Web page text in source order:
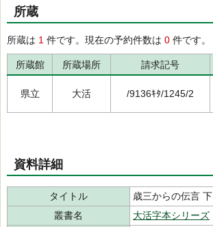
所蔵
所蔵は 1 件です。現在の予約件数は 0 件です。
所蔵館 所蔵場所 請求記号
県立 大活 /9136ｷﾀ/1245/2
資料詳細
タイトル
歳三からの伝言 下
叢書名
大活字本シリーズ